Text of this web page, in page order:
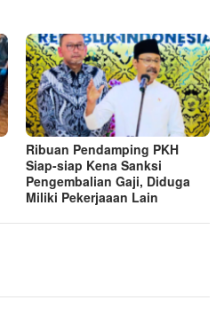
Ribuan Pendamping PKH
Siap-siap Kena Sanksi
Pengembalian Gaji, Diduga
Miliki Pekerjaaan Lain